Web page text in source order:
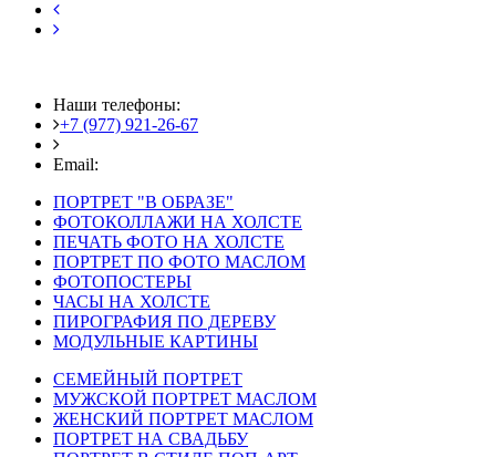
Наши телефоны:
+7 (977) 921-26-67
Email:
ПОРТРЕТ "В ОБРАЗЕ"
ФОТОКОЛЛАЖИ НА ХОЛСТЕ
ПЕЧАТЬ ФОТО НА ХОЛСТЕ
ПОРТРЕТ ПО ФОТО МАСЛОМ
ФОТОПОСТЕРЫ
ЧАСЫ НА ХОЛСТЕ
ПИРОГРАФИЯ ПО ДЕРЕВУ
МОДУЛЬНЫЕ КАРТИНЫ
СЕМЕЙНЫЙ ПОРТРЕТ
МУЖСКОЙ ПОРТРЕТ МАСЛОМ
ЖЕНСКИЙ ПОРТРЕТ МАСЛОМ
ПОРТРЕТ НА СВАДЬБУ